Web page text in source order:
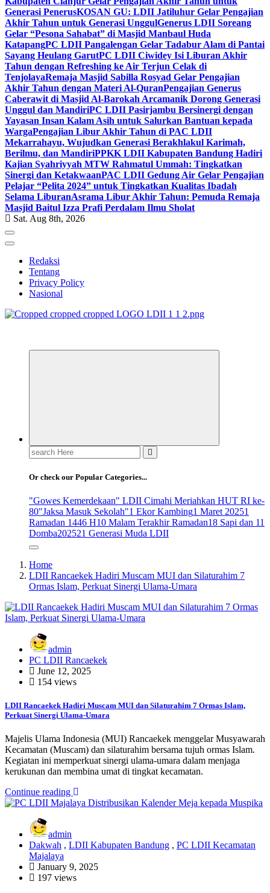
Generasi PenerusKOSAN GU: LDII Jatiluhur Gelar Pengajian
Akhir Tahun untuk Generasi UnggulGenerus LDII Soreang
Gelar “Pesona Sahabat” di Masjid Manbaul Huda
KatapangPC LDII Pangalengan Gelar Tadabur Alam di Pantai
Sayang Heulang GarutPC LDII Ciwidey Isi Liburan Akhir
Tahun dengan Refreshing ke Air Terjun Celak di
TenjolayaRemaja Masjid Sabilla Rosyad Gelar Pengajian
Akhir Tahun dengan Materi Al-QuranPengajian Generus
Caberawit di Masjid Al-Barokah Arcamanik Dorong Generasi
Unggul dan MandiriPC LDII Pasirjambu Bersinergi dengan
Yayasan Insan Kalam Asih untuk Salurkan Bantuan kepada
WargaPengajian Libur Akhir Tahun di PAC LDII
Mekarrahayu, Wujudkan Generasi Berakhlakul Karimah,
Berilmu, dan MandiriPPKK LDII Kabupaten Bandung Hadiri
Kajian Syahriyyah MTW Rahmatul Ummah: Tingkatkan
Sinergi dan KetakwaanPAC LDII Gedung Air Gelar Pengajian
Pelajar “Pelita 2024” untuk Tingkatkan Kualitas Ibadah
Selama LiburanAsrama Libur Akhir Tahun: Pemuda Remaja
Masjid Baitul Izza Prafi Perdalam Ilmu Sholat
Sat. Aug 8th, 2026
Redaksi
Tentang
Privacy Policy
Nasional
Search
for:
Or check our Popular Categories...
"Gowes Kemerdekaan" LDII Cimahi Meriahkan HUT RI ke-
80"Jaksa Masuk Sekolah"1 Ekor Kambing1 Maret 20251
Ramadan 1446 H10 Malam Terakhir Ramadan18 Sapi dan 11
Domba202521 Generasi Muda LDII
Home
LDII Rancaekek Hadiri Muscam MUI dan Silaturahim 7
Ormas Islam, Perkuat Sinergi Ulama-Umara
admin
PC LDII Rancaekek
June 12, 2025
154 views
LDII Rancaekek Hadiri Muscam MUI dan Silaturahim 7 Ormas Islam,
Perkuat Sinergi Ulama-Umara
Majelis Ulama Indonesia (MUI) Rancaekek menggelar Musyawarah
Kecamatan (Muscam) dan silaturahim bersama tujuh ormas Islam.
Kegiatan ini memperkuat sinergi ulama-umara dalam menjaga
kerukunan dan membina umat di tingkat kecamatan.
Continue reading
admin
Dakwah , LDII Kabupaten Bandung , PC LDII Kecamatan
Majalaya
January 9, 2025
197 views